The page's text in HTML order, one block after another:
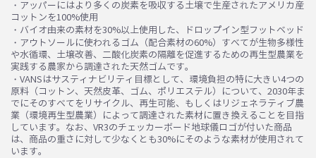
・アッパーにはより多くの炭素を吸収する土壌で生産されたアメリカ産
コットンを100%使用
・バイオ由来の素材を30%以上使用した、ドロップイン型フットベッド
・アウトソールに使われるゴム（配合素材の60%）すべてが生物多様性
や水循環、土壌改善、二酸化炭素の隔離を促進するための再生型農業を
実践する農家から調達された天然ゴムです。
・VANSはサスティナビリティ目標として、環境負担の特に大きい4つの
原料（コットン、天然皮革、ゴム、ポリエステル）について、​2030年ま
でにそのすべてをリサイクル、再生可能、もしくはリジェネラティブ農
業（環境再生型農業）によって調達された​素材に置き換えることを目指
しています。なお、VR3のチェッカーボード地球儀ロゴが付いた商品
は、商品の重さに対して少なくとも30%にそのような素材が使用されて
います。